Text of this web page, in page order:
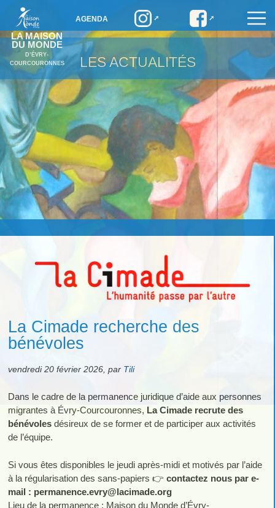
LA MAISON
DU MONDE
D’ÉVRY-
COURCOURONNES
AGENDA
LES ACTUALITÉS
La Cimade recherche des
bénévoles
vendredi 20 février 2026, par Tili
Dans le cadre de la permanence juridique d’aide aux personnes
migrantes à Évry-Courcouronnes, La Cimade recrute des
bénévoles désireux de se former et de participer aux activités
de l’équipe.
Si vous êtes disponibles le jeudi après-midi et motivés par l’aide
à la régularisation des sans-papiers 👉 contactez nous par e-
mail : permanence.evry@lacimade.org
Lieu de la permanence : Maison du Monde d’Évry-